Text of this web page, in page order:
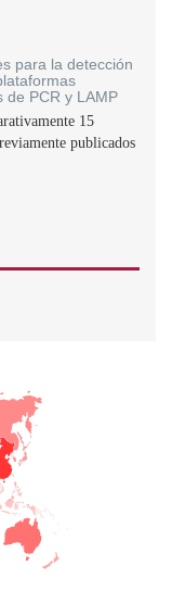
para la detección
de PCR y LAMP
15
publicados